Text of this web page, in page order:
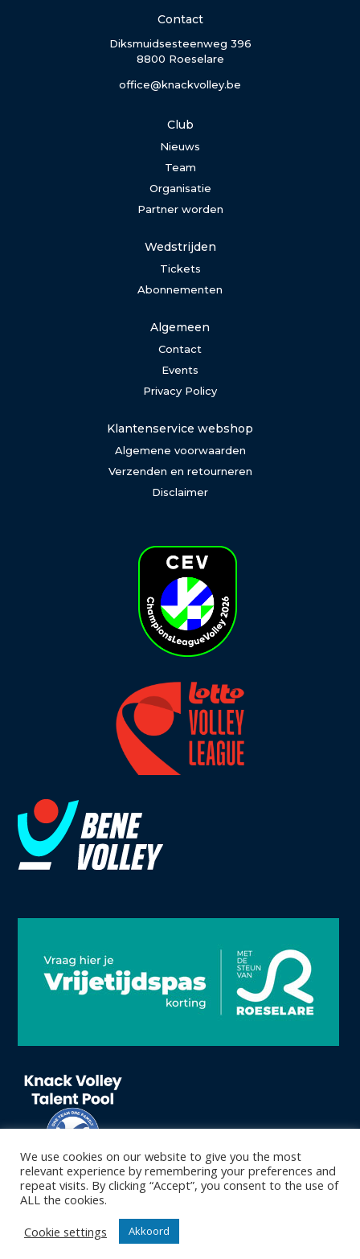
Contact
Diksmuidsesteenweg 396
8800 Roeselare
office@knackvolley.be
Club
Nieuws
Team
Organisatie
Partner worden
Wedstrijden
Tickets
Abonnementen
Algemeen
Contact
Events
Privacy Policy
Klantenservice webshop
Algemene voorwaarden
Verzenden en retourneren
Disclaimer
We use cookies on our website to give you the most
relevant experience by remembering your preferences and
repeat visits. By clicking “Accept”, you consent to the use of
ALL the cookies.
Cookie settings
Akkoord